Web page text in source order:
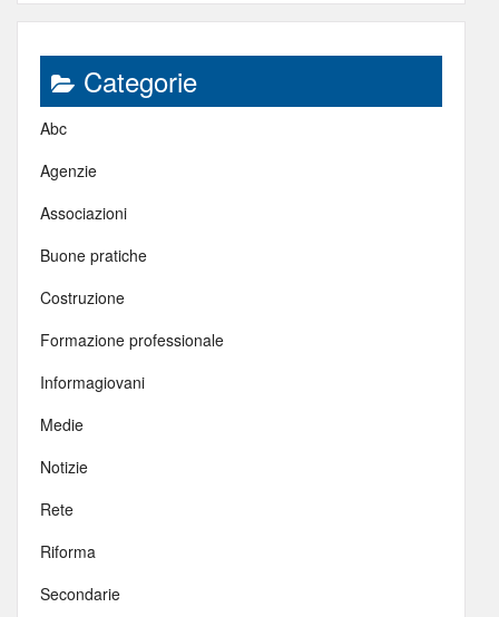
Categorie
Abc
Agenzie
Associazioni
Buone pratiche
Costruzione
Formazione professionale
Informagiovani
Medie
Notizie
Rete
Riforma
Secondarie